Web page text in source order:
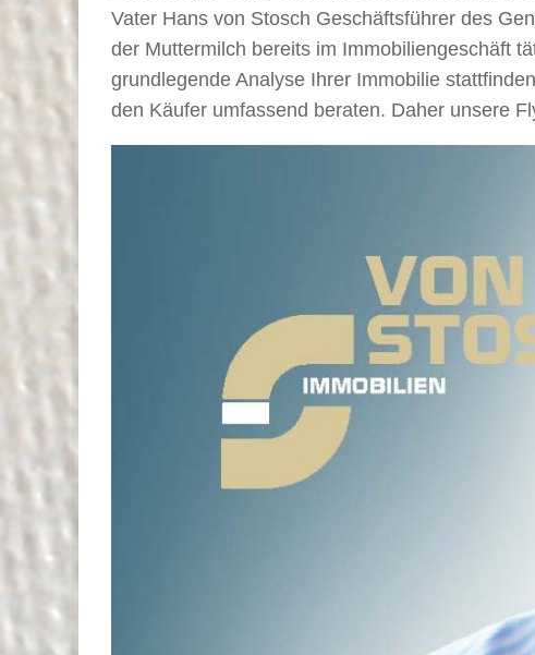
Vater Hans von Stosch Geschäftsführer des
der Muttermilch bereits im Immobiliengeschäft
grundlegende Analyse Ihrer Immobilie
den Käufer umfassend beraten. Daher unsere